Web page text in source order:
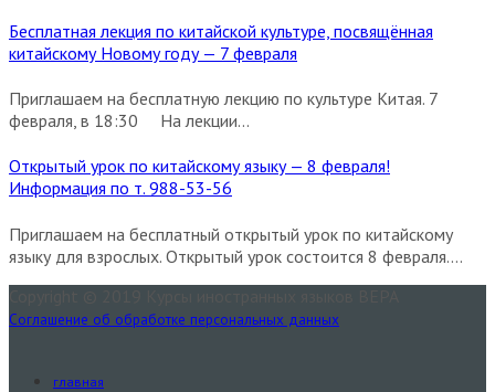
Бесплатная лекция по китайской культуре, посвящённая
китайскому Новому году — 7 февраля
Приглашаем на бесплатную лекцию по культуре Китая. 7
февраля, в 18:30 На лекции...
Открытый урок по китайскому языку — 8 февраля!
Информация по т. 988-53-56
Приглашаем на бесплатный открытый урок по китайскому
языку для взрослых. Открытый урок состоится 8 февраля....
Соглашение об обработке персональных данных
главная